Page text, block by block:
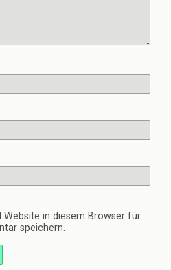
Website in diesem Browser für
speichern.